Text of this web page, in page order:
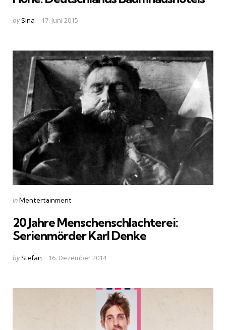
Posted
by Sina 17. Juni 2015
Categories
Posted
inMentertainment
20 Jahre Menschenschlachterei:
Serienmörder Karl Denke
Posted
by Stefan 16. Dezember 2014